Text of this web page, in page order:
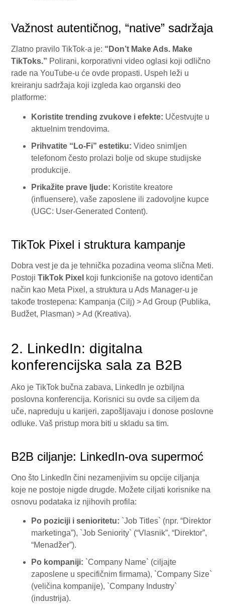
Važnost autentičnog, “native” sadržaja
Zlatno pravilo TikTok-a je: “Don’t Make Ads. Make
TikToks.” Polirani, korporativni video oglasi koji odlično
rade na YouTube-u će ovde propasti. Uspeh leži u
kreiranju sadržaja koji izgleda kao organski deo
platforme:
Koristite trending zvukove i efekte: Učestvujte u
aktuelnim trendovima.
Prihvatite “Lo-Fi” estetiku: Video snimljen
telefonom često prolazi bolje od skupe studijske
produkcije.
Prikažite prave ljude: Koristite kreatore
(influensere), vaše zaposlene ili zadovoljne kupce
(UGC: User-Generated Content).
TikTok Pixel i struktura kampanje
Dobra vest je da je tehnička pozadina veoma slična Meti.
PostojiTikTok Pixel koji funkcioniše na gotovo identičan
način kao Meta Pixel, a struktura u Ads Manager-u je
takođe trostepena: Kampanja (Cilj) > Ad Group (Publika,
Budžet, Plasman) > Ad (Kreativa).
2. LinkedIn: digitalna
konferencijska sala za B2B
Ako je TikTok bučna zabava, LinkedIn je ozbiljna
poslovna konferencija. Korisnici su ovde sa ciljem da
uče, napreduju u karijeri, zapošljavaju i donose poslovne
odluke. Vaš pristup mora biti u skladu sa tim.
B2B ciljanje: LinkedIn-ova supermoć
Ono što LinkedIn čini nezamenjivim su opcije ciljanja
koje ne postoje nigde drugde. Možete ciljati korisnike na
osnovu podataka iz njihovih profila:
Po poziciji i senioritetu: `Job Titles` (npr. “Direktor
marketinga”), `Job Seniority` (“Vlasnik”, “Direktor”,
“Menadžer”).
Po kompaniji: `Company Name` (ciljajte
zaposlene u specifičnim firmama), `Company Size`
(veličina kompanije), `Company Industry`
(industrija).